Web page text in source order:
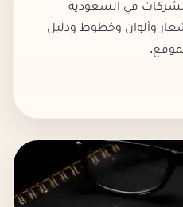
في السعودية
وألوان وخطوط ودليل